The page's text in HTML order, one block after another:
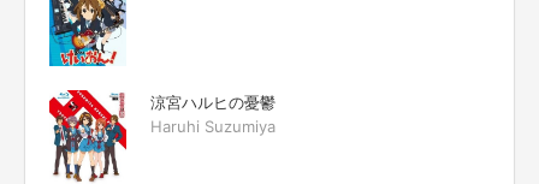
涼宮ハルヒの憂鬱
Haruhi Suzumiya